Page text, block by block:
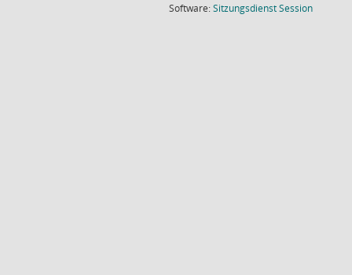
Software:SitzungsdienstSession(Wird in